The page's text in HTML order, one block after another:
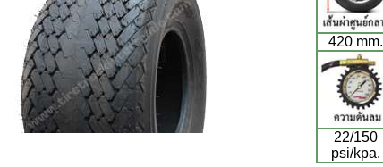
420 mm.
22/150
psi/kpa.